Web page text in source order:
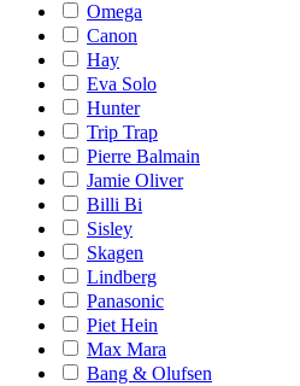
Omega
Canon
Hay
Eva Solo
Hunter
Trip Trap
Pierre Balmain
Jamie Oliver
Billi Bi
Sisley
Skagen
Lindberg
Panasonic
Piet Hein
Max Mara
Bang & Olufsen